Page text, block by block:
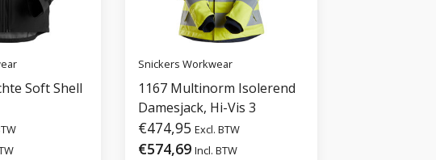
Soft Shell
Snickers Workwear
1167 Multinorm Isolerend
Damesjack, Hi-Vis 3
€474,95 Excl. BTW
€574,69 Incl. BTW